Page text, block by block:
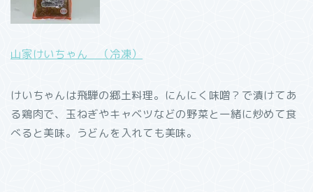
山家けいちゃん （冷凍）
けいちゃんは飛騨の郷土料理。にんにく味噌？で漬けてあ
る鶏肉で、玉ねぎやキャベツなどの野菜と一緒に炒めて食
べると美味。うどんを入れても美味。